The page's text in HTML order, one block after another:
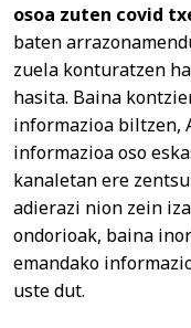
osoa zuten covid
baten
zuela konturatzen
hasita. Baina
informazioa biltzen,
informazioa oso
kanaletan ere
adierazi nion zein
ondorioak, baina
emandako
uste dut.